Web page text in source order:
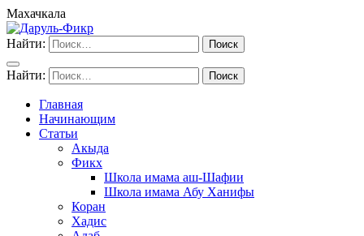
Махачкала
Найти:
Найти:
Главная
Начинающим
Статьи
Акыда
Фикх
Школа имама аш-Шафии
Школа имама Абу Ханифы
Коран
Хадис